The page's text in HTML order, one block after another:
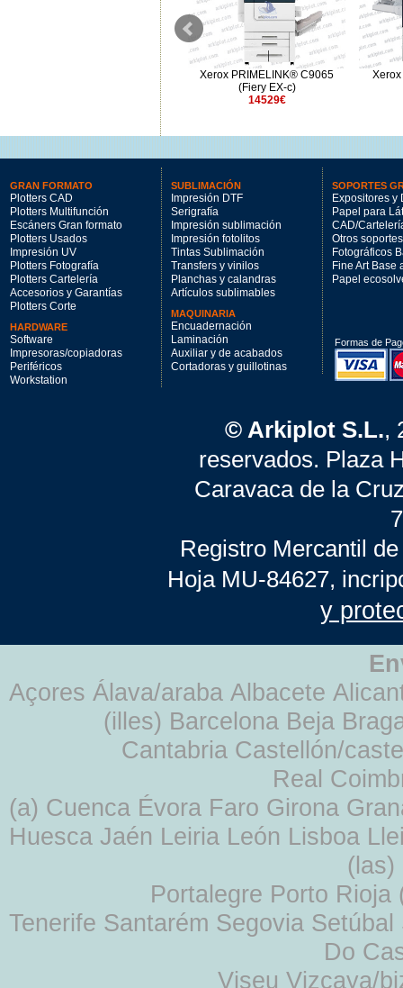
Xerox PRIMELINK® C9070
Xerox PRIMELINK® C9065
(Fiery EX-c)
14529€
GRAN FORMATO
Plotters CAD
Plotters Multifunción
Escáners Gran formato
Plotters Usados
Impresión UV
Plotters Fotografía
Plotters Cartelería
Accesorios y Garantías
Plotters Corte
HARDWARE
Software
Impresoras/copiadoras
Periféricos
Workstation
SUBLIMACIÓN
Impresión DTF
Serigrafía
Impresión sublimación
Impresión fotolitos
Tintas Sublimación
Transfers y vinilos
Planchas y calandras
Artículos sublimables
MAQUINARIA
Encuadernación
Laminación
Auxiliar y de acabados
Cortadoras y guillotinas
SOPORTES
Expositores y
Papel para
CAD/
Otros soportes
Fotográficos
Fine Art Base
Papel
Formas de
© Arkiplot S.L.,
reservados. Plaza
Caravaca de la
Registro Mercantil
Hoja MU-84627,
y
Açores Álava/araba Albacete
(illes) Barcelona Beja
Cantabria Castellón/
Real
(a) Cuenca Évora Faro Girona
Huesca Jaén Leiria León Lisboa
Portalegre Porto
Tenerife Santarém Segovia
Do
Viseu Vizcaya/